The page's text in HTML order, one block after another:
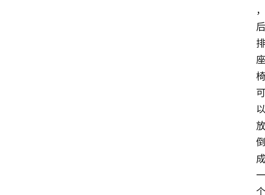
，
后
排
座
椅
可
以
放
倒
成
一
个